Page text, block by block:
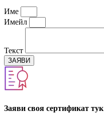
Име
Имейл
Текст
ЗАЯВИ
Заяви своя сертификат тук​